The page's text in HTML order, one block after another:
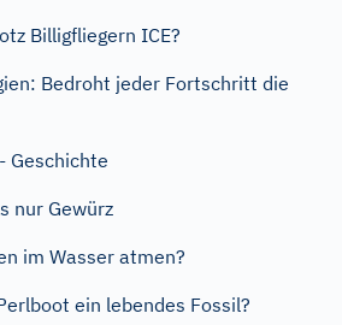
Billigfliegern ICE?
Bedroht jeder Fortschritt die
Geschichte
nur Gewürz
im Wasser atmen?
ein lebendes Fossil?